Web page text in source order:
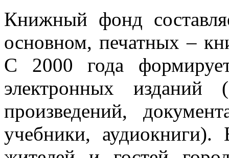
Книжный фонд
основном, печатных –
С 2000 года
электронных изданий
произведений,
учебники, аудиокниги).